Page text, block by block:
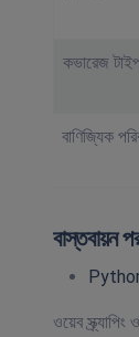
কভারেজ
বাণিজ্যিক
বাস্তবায়ন
ওয়েব